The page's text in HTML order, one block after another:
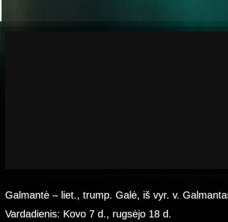
Galmantė – liet., trump. Galė, iš vyr. v.
Vardadienis: Kovo 7 d., rugsėjo 18 d.